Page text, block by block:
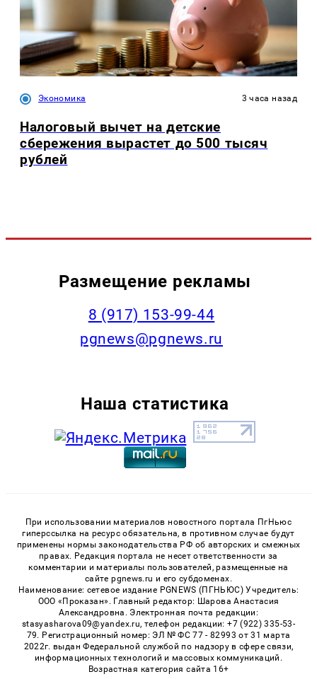
Экономика 3 часа назад
Налоговый вычет на детские
сбережения вырастет до 500 тысяч
рублей
Размещение рекламы
‭8 (917) 153-99-44
pgnews@pgnews.ru
Наша статистика
При использовании материалов новостного портала ПгНьюс
гиперссылка на ресурс обязательна, в противном случае будут
применены нормы законодательства РФ об авторских и смежных
правах. Редакция портала не несет ответственности за
комментарии и материалы пользователей, размещенные на
сайте pgnews.ru и его субдоменах.
Наименование: сетевое издание PGNEWS (ПГНЬЮС) Учредитель:
ООО «Проказан». Главный редактор: Шарова Анастасия
Александровна. Электронная почта редакции:
stasyasharova09@yandex.ru, телефон редакции: +7 (922) 335-53-
79. Регистрационный номер: ЭЛ № ФС 77 - 82993 от 31 марта
2022г. выдан Федеральной службой по надзору в сфере связи,
информационных технологий и массовых коммуникаций.
Возрастная категория сайта 16+